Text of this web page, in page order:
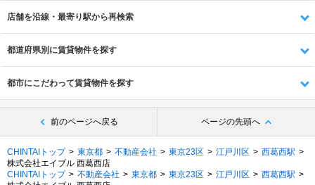
店舗を沿線・最寄り駅から再検索
都道府県別に賃貸物件を探す
都市にこだわって賃貸物件を探す
前のページへ戻る ページの先頭へ
CHINTAIトップ 東京都 不動産会社 東京23区 江戸川区
西葛西駅
株式会社エイブル 西葛西店
CHINTAIトップ
不動産会社 東京都 東京23区 江戸川区
西葛西駅